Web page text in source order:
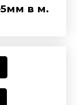
в м.